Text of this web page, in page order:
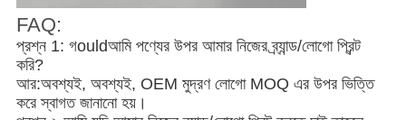
FAQ:
প্রশ্ন 1: গouldআমি পণ্যের উপর আমার নিজের ব্র্যান্ড/লোগো প্রিন্ট
করি?
আর:অবশ্যই, অবশ্যই, OEM মুদ্রণ লোগো MOQ এর উপর ভিত্তি
করে স্বাগত জানানো হয়।